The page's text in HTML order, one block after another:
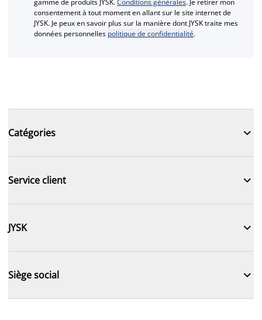
consentement à tout moment en allant sur le site internet de
JYSK. Je peux en savoir plus sur la manière dont JYSK traite mes
données personnelles politique de confidentialité.
Catégories 
Service client 
JYSK 
Siège social 